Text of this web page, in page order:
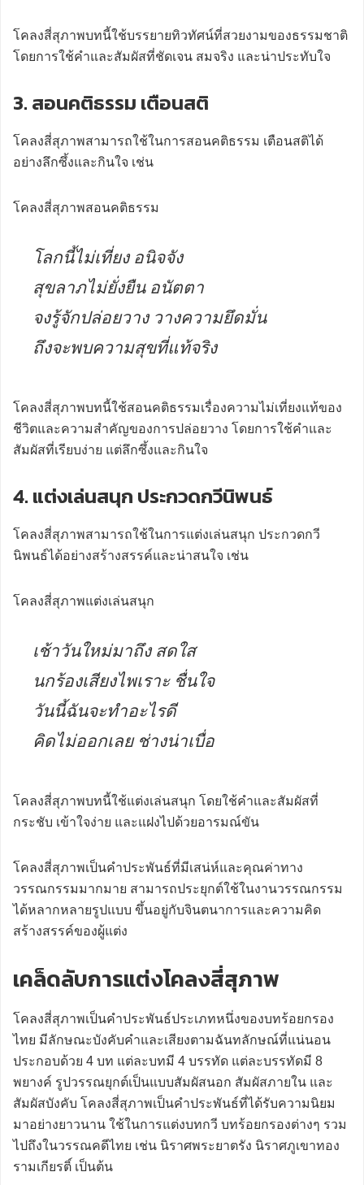
โคลงสี่สุภาพบทนี้ใช้บรรยายทิวทัศน์ที่สวยงามของธรรมชาติ
โดยการใช้คำและสัมผัสที่ชัดเจน สมจริง และน่าประทับใจ
3. สอนคติธรรม เตือนสติ
โคลงสี่สุภาพสามารถใช้ในการสอนคติธรรม เตือนสติได้
อย่างลึกซึ้งและกินใจ เช่น
โคลงสี่สุภาพสอนคติธรรม
โลกนี้ไม่เที่ยง อนิจจัง
สุขลาภไม่ยั่งยืน อนัตตา
จงรู้จักปล่อยวาง วางความยึดมั่น
ถึงจะพบความสุขที่แท้จริง
โคลงสี่สุภาพบทนี้ใช้สอนคติธรรมเรื่องความไม่เที่ยงแท้ของ
ชีวิตและความสำคัญของการปล่อยวาง โดยการใช้คำและ
สัมผัสที่เรียบง่าย แต่ลึกซึ้งและกินใจ
4. แต่งเล่นสนุก ประกวดกวีนิพนธ์
โคลงสี่สุภาพสามารถใช้ในการแต่งเล่นสนุก ประกวดกวี
นิพนธ์ได้อย่างสร้างสรรค์และน่าสนใจ เช่น
โคลงสี่สุภาพแต่งเล่นสนุก
เช้าวันใหม่มาถึง สดใส
นกร้องเสียงไพเราะ ชื่นใจ
วันนี้ฉันจะทำอะไรดี
คิดไม่ออกเลย ช่างน่าเบื่อ
โคลงสี่สุภาพบทนี้ใช้แต่งเล่นสนุก โดยใช้คำและสัมผัสที่
กระชับ เข้าใจง่าย และแฝงไปด้วยอารมณ์ขัน
โคลงสี่สุภาพเป็นคำประพันธ์ที่มีเสน่ห์และคุณค่าทาง
วรรณกรรมมากมาย สามารถประยุกต์ใช้ในงานวรรณกรรม
ได้หลากหลายรูปแบบ ขึ้นอยู่กับจินตนาการและความคิด
สร้างสรรค์ของผู้แต่ง
เคล็ดลับการแต่งโคลงสี่สุภาพ
โคลงสี่สุภาพเป็นคำประพันธ์ประเภทหนึ่งของบทร้อยกรอง
ไทย มีลักษณะบังคับคำและเสียงตามฉันทลักษณ์ที่แน่นอน
ประกอบด้วย 4 บท แต่ละบทมี 4 บรรทัด แต่ละบรรทัดมี 8
พยางค์ รูปวรรณยุกต์เป็นแบบสัมผัสนอก สัมผัสภายใน และ
สัมผัสบังคับ โคลงสี่สุภาพเป็นคำประพันธ์ที่ได้รับความนิยม
มาอย่างยาวนาน ใช้ในการแต่งบทกวี บทร้อยกรองต่างๆ รวม
ไปถึงในวรรณคดีไทย เช่น นิราศพระยาตรัง นิราศภูเขาทอง
รามเกียรติ์ เป็นต้น